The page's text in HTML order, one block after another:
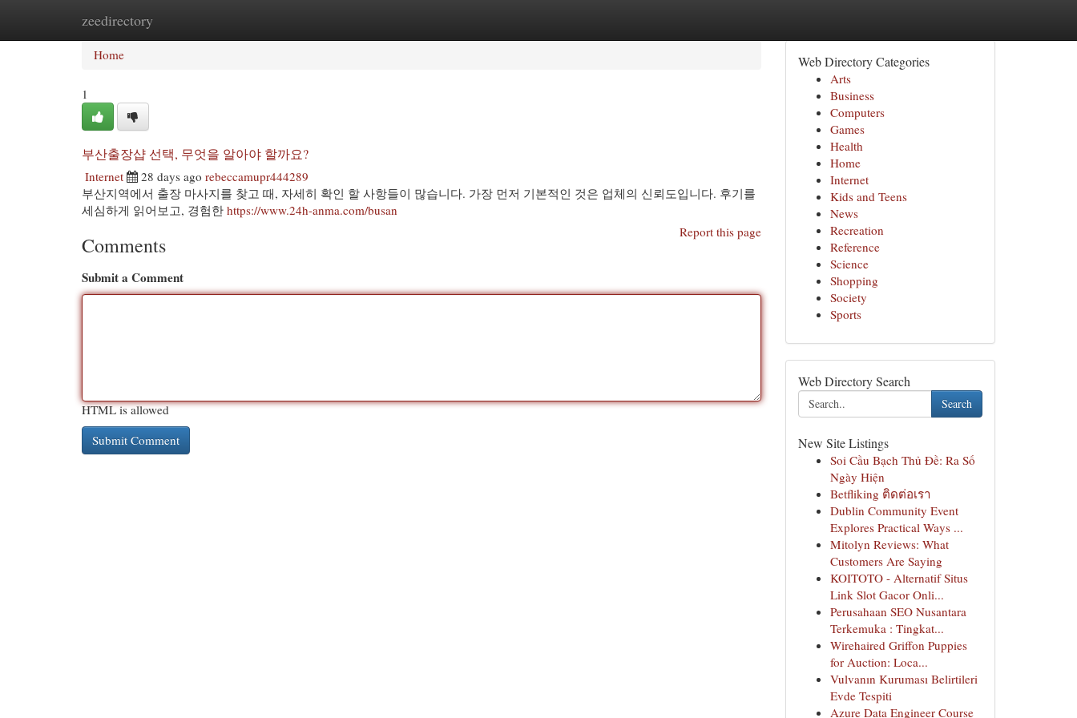
zeedirectory
Home
Home
1
부산출장샵 선택, 무엇을 알아야 할까요?
Internet 28 days ago rebeccamupr444289
부산지역에서 출장 마사지를 찾고 때, 자세히 확인 할 사항들이 많습니다. 가장 먼저 기본적인 것은 업체의 신뢰도입니다. 후기를
세심하게 읽어보고, 경험한 https://www.24h-anma.com/busan
Report this page
Comments
Submit a Comment
HTML is allowed
Web Directory Categories
Arts
Business
Computers
Games
Health
Home
Internet
Kids and Teens
News
Recreation
Reference
Science
Shopping
Society
Sports
Web Directory Search
Search
New Site Listings
Soi Cầu Bạch Thủ Đề: Ra Số
Ngày Hiện
Betfliking ติดต่อเรา
Dublin Community Event
Explores Practical Ways ...
Mitolyn Reviews: What
Customers Are Saying
KOITOTO - Alternatif Situs
Link Slot Gacor Onli...
Perusahaan SEO Nusantara
Terkemuka : Tingkat...
Wirehaired Griffon Puppies
for Auction: Loca...
Vulvanın Kuruması Belirtileri
Evde Tespiti
Azure Data Engineer Course